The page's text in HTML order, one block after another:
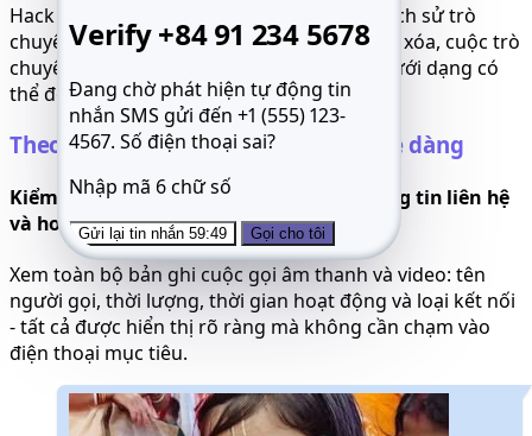
Verify +84 91 234 5678
Đang chờ phát hiện tự động tin
nhắn SMS gửi đến +1 (555) 123-
4567. Số điện thoại sai?
Nhập mã 6 chữ số
Gửi lại tin nhắn 59:49 Gọi cho tôi
Hack tin nhắn Viber và khám phá toàn bộ lịch sử trò
chuyện: cuộc trò chuyện nhóm, tin nhắn đã xóa, cuộc trò
chuyện riêng tư - tất cả đều được lưu trữ dưới dạng có
thể đọc và tìm kiếm.
Theo dõi cuộc gọi Viber một cách dễ dàng
Kiểm tra nhật ký, thời gian cuộc gọi, thông tin liên hệ
và hơn thế nữa
Xem toàn bộ bản ghi cuộc gọi âm thanh và video: tên
người gọi, thời lượng, thời gian hoạt động và loại kết nối
- tất cả được hiển thị rõ ràng mà không cần chạm vào
điện thoại mục tiêu.